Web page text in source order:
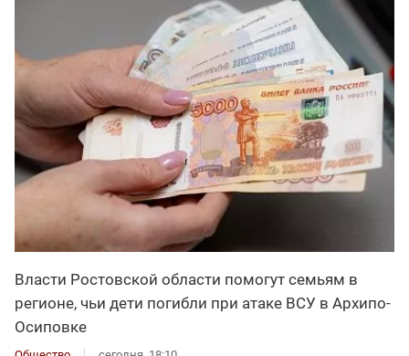
Власти Ростовской области помогут семьям в
регионе, чьи дети погибли при атаке ВСУ в Архипо-
Осиповке